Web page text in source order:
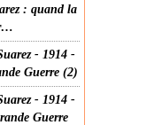
: quand la
- 1914 -
Guerre (2)
- 1914 -
Guerre